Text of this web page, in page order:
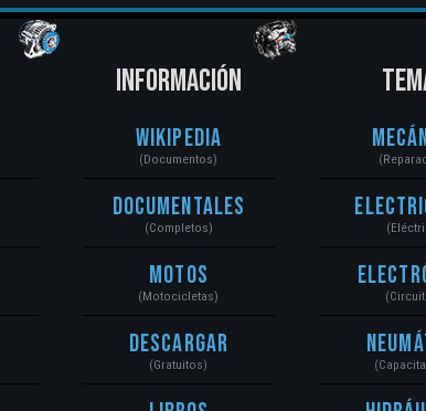
INFORMACIÓN
Wikipedia
(Documentos)
Documentales
(Completos)
Motos
(Motocicletas)
Descargar
(Gratuitos)